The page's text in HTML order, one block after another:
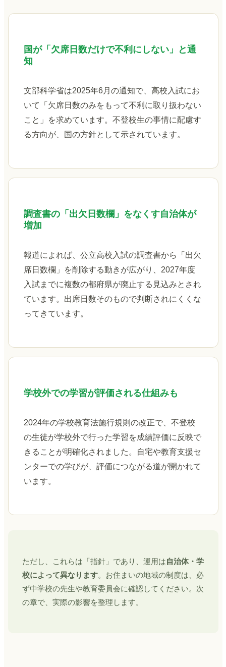
国が「欠席日数だけで不利にしない」と通
知
文部科学省は2025年6月の通知で、高校入試にお
いて「欠席日数のみをもって不利に取り扱わない
こと」を求めています。不登校生の事情に配慮す
る方向が、国の方針として示されています。
調査書の「出欠日数欄」をなくす自治体が
増加
報道によれば、公立高校入試の調査書から「出欠
席日数欄」を削除する動きが広がり、2027年度
入試までに複数の都府県が廃止する見込みとされ
ています。出席日数そのもので判断されにくくな
ってきています。
学校外での学習が評価される仕組みも
2024年の学校教育法施行規則の改正で、不登校
の生徒が学校外で行った学習を成績評価に反映で
きることが明確化されました。自宅や教育支援セ
ンターでの学びが、評価につながる道が開かれて
います。
ただし、これらは「指針」であり、運用は自治体・学
校によって異なります。お住まいの地域の制度は、必
ず中学校の先生や教育委員会に確認してください。次
の章で、実際の影響を整理します。